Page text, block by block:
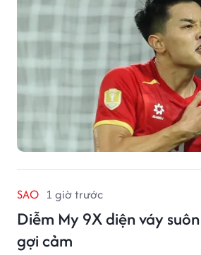
SAO 1 giờ trước
Diễm My 9X diện váy
gợi cảm